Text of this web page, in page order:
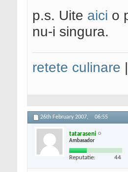
p.s. Uite aici o
nu-i singura.
retete culinare |
26th February 2007, 06:55
tataraseni
Ambasador
Reputatie: 44